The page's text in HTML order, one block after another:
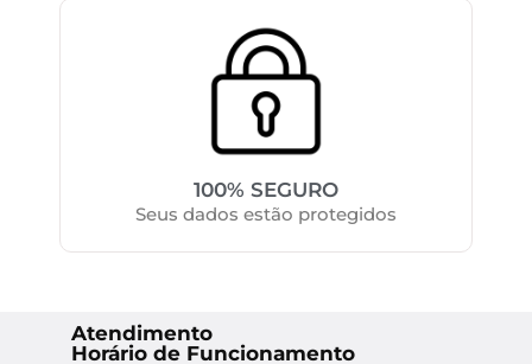
100% SEGURO
Seus dados estão protegidos
Atendimento
Horário de Funcionamento